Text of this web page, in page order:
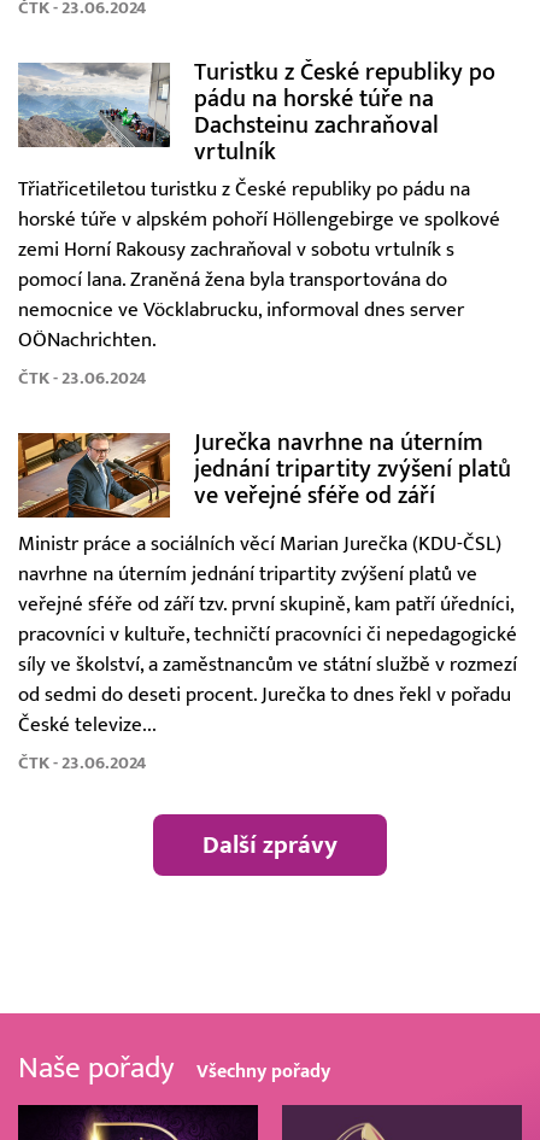
ČTK - 23.06.2024
Turistku z České republiky po
pádu na horské túře na
Dachsteinu zachraňoval
vrtulník
Třiatřicetiletou turistku z České republiky po pádu na
horské túře v alpském pohoří Höllengebirge ve spolkové
zemi Horní Rakousy zachraňoval v sobotu vrtulník s
pomocí lana. Zraněná žena byla transportována do
nemocnice ve Vöcklabrucku, informoval dnes server
OÖNachrichten.
ČTK - 23.06.2024
Jurečka navrhne na úterním
jednání tripartity zvýšení platů
ve veřejné sféře od září
Ministr práce a sociálních věcí Marian Jurečka (KDU-ČSL)
navrhne na úterním jednání tripartity zvýšení platů ve
veřejné sféře od září tzv. první skupině, kam patří úředníci,
pracovníci v kultuře, techničtí pracovníci či nepedagogické
síly ve školství, a zaměstnancům ve státní službě v rozmezí
od sedmi do deseti procent. Jurečka to dnes řekl v pořadu
České televize...
ČTK - 23.06.2024
Další zprávy
Naše pořady Všechny pořady